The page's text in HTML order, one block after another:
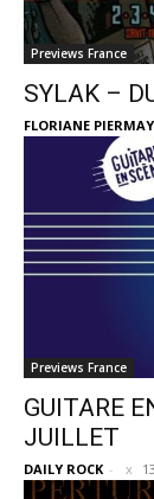
Previews France
SYLAK –
FLORIANE PIERMAY
Previews France
GUITARE
JUILLET
DAILY ROCK -